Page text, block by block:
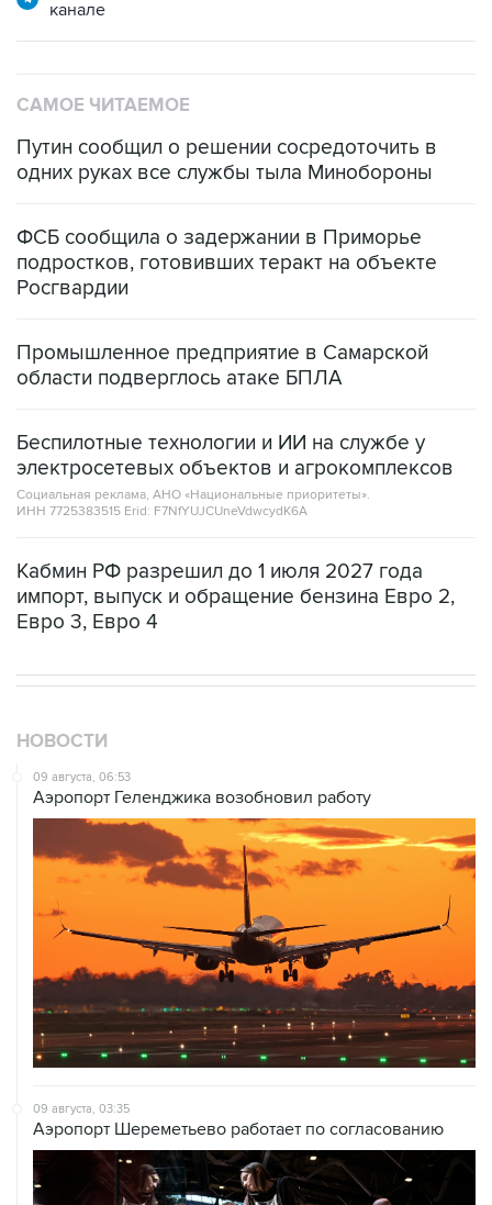
канале
САМОЕ ЧИТАЕМОЕ
Путин сообщил о решении сосредоточить в
одних руках все службы тыла Минобороны
ФСБ сообщила о задержании в Приморье
подростков, готовивших теракт на объекте
Росгвардии
Промышленное предприятие в Самарской
области подверглось атаке БПЛА
Беспилотные технологии и ИИ на службе у
электросетевых объектов и агрокомплексов
Социальная реклама, АНО «Национальные приоритеты».
ИНН 7725383515 Erid: F7NfYUJCUneVdwcydK6A
Кабмин РФ разрешил до 1 июля 2027 года
импорт, выпуск и обращение бензина Евро 2,
Евро 3, Евро 4
НОВОСТИ
09 августа, 06:53
Аэропорт Геленджика возобновил работу
09 августа, 03:35
Аэропорт Шереметьево работает по согласованию